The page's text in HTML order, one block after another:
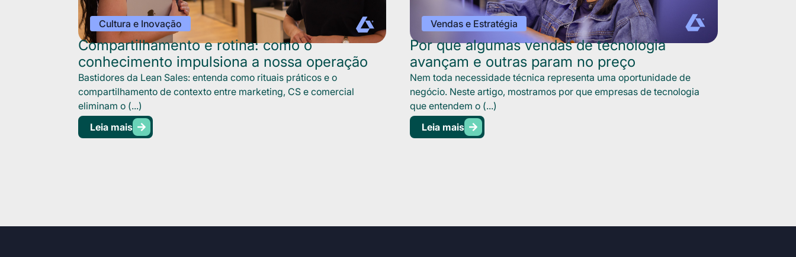
Cultura e Inovação
Compartilhamento e rotina: como o
conhecimento impulsiona a nossa operação
Bastidores da Lean Sales: entenda como rituais práticos e o
compartilhamento de contexto entre marketing, CS e comercial
eliminam o (...)
Leia mais
Vendas e Estratégia
Por que algumas vendas de tecnologia
avançam e outras param no preço
Nem toda necessidade técnica representa uma oportunidade de
negócio. Neste artigo, mostramos por que empresas de tecnologia
que entendem o (...)
Leia mais